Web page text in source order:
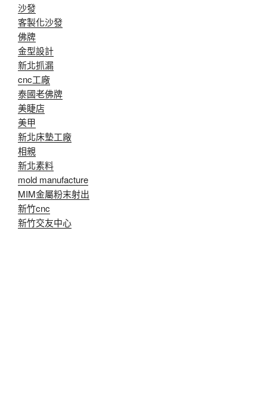
沙發
客製化沙發
佛牌
金型設計
新北抓漏
cnc工廠
泰國老佛牌
美睫店
美甲
新北床墊工廠
相親
新北素料
mold manufacture
MIM金屬粉末射出
新竹cnc
新竹交友中心